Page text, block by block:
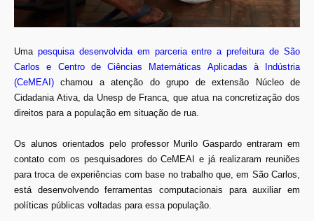
Uma pesquisa desenvolvida em parceria entre a prefeitura de São
Carlos e Centro de Ciências Matemáticas Aplicadas à Indústria
(CeMEAI) chamou a atenção do grupo de extensão Núcleo de
Cidadania Ativa, da Unesp de Franca, que atua na concretização dos
direitos para a população em situação de rua.
Os alunos orientados pelo professor Murilo Gaspardo entraram em
contato com os pesquisadores do CeMEAI e já realizaram reuniões
para troca de experiências com base no trabalho que, em São Carlos,
está desenvolvendo ferramentas computacionais para auxiliar em
políticas públicas voltadas para essa população.